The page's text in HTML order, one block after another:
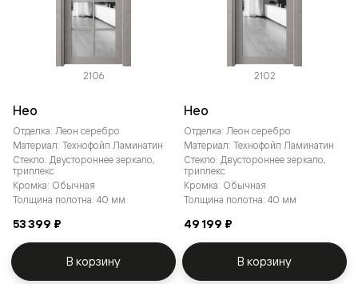
2106
Нео
Отделка: Леон серебро
Материал: Технофойл Ламинатин
Стекло: Двустороннее зеркало,
триплекс
Кромка: Обычная
Толщина полотна: 40 мм
53 399 ₽
В корзину
2102
Нео
Отделка: Леон серебро
Материал: Технофойл Ламинатин
Стекло: Двустороннее зеркало,
триплекс
Кромка: Обычная
Толщина полотна: 40 мм
49 199 ₽
В корзину